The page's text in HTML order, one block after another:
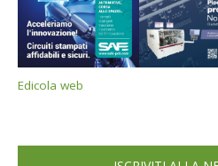
Edicola web